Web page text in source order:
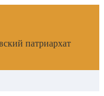
патриархат